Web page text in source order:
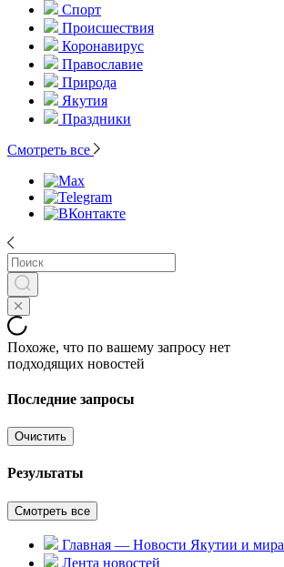
Спорт
Происшествия
Коронавирус
Православие
Природа
Якутия
Праздники
Смотреть все
Похоже, что по вашему запросу нет
подходящих новостей
Последние запросы
Очистить
Результаты
Смотреть все
Главная — Новости Якутии и мира
Лента новостей